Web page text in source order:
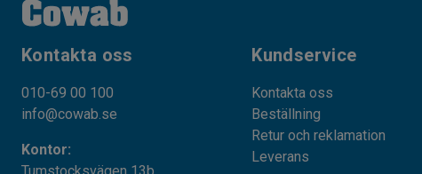
Kontakta oss
010-69 00 100
info@cowab.se
Kontor:
Kundservice
Kontakta oss
Beställning
Retur och reklamation
Leverans